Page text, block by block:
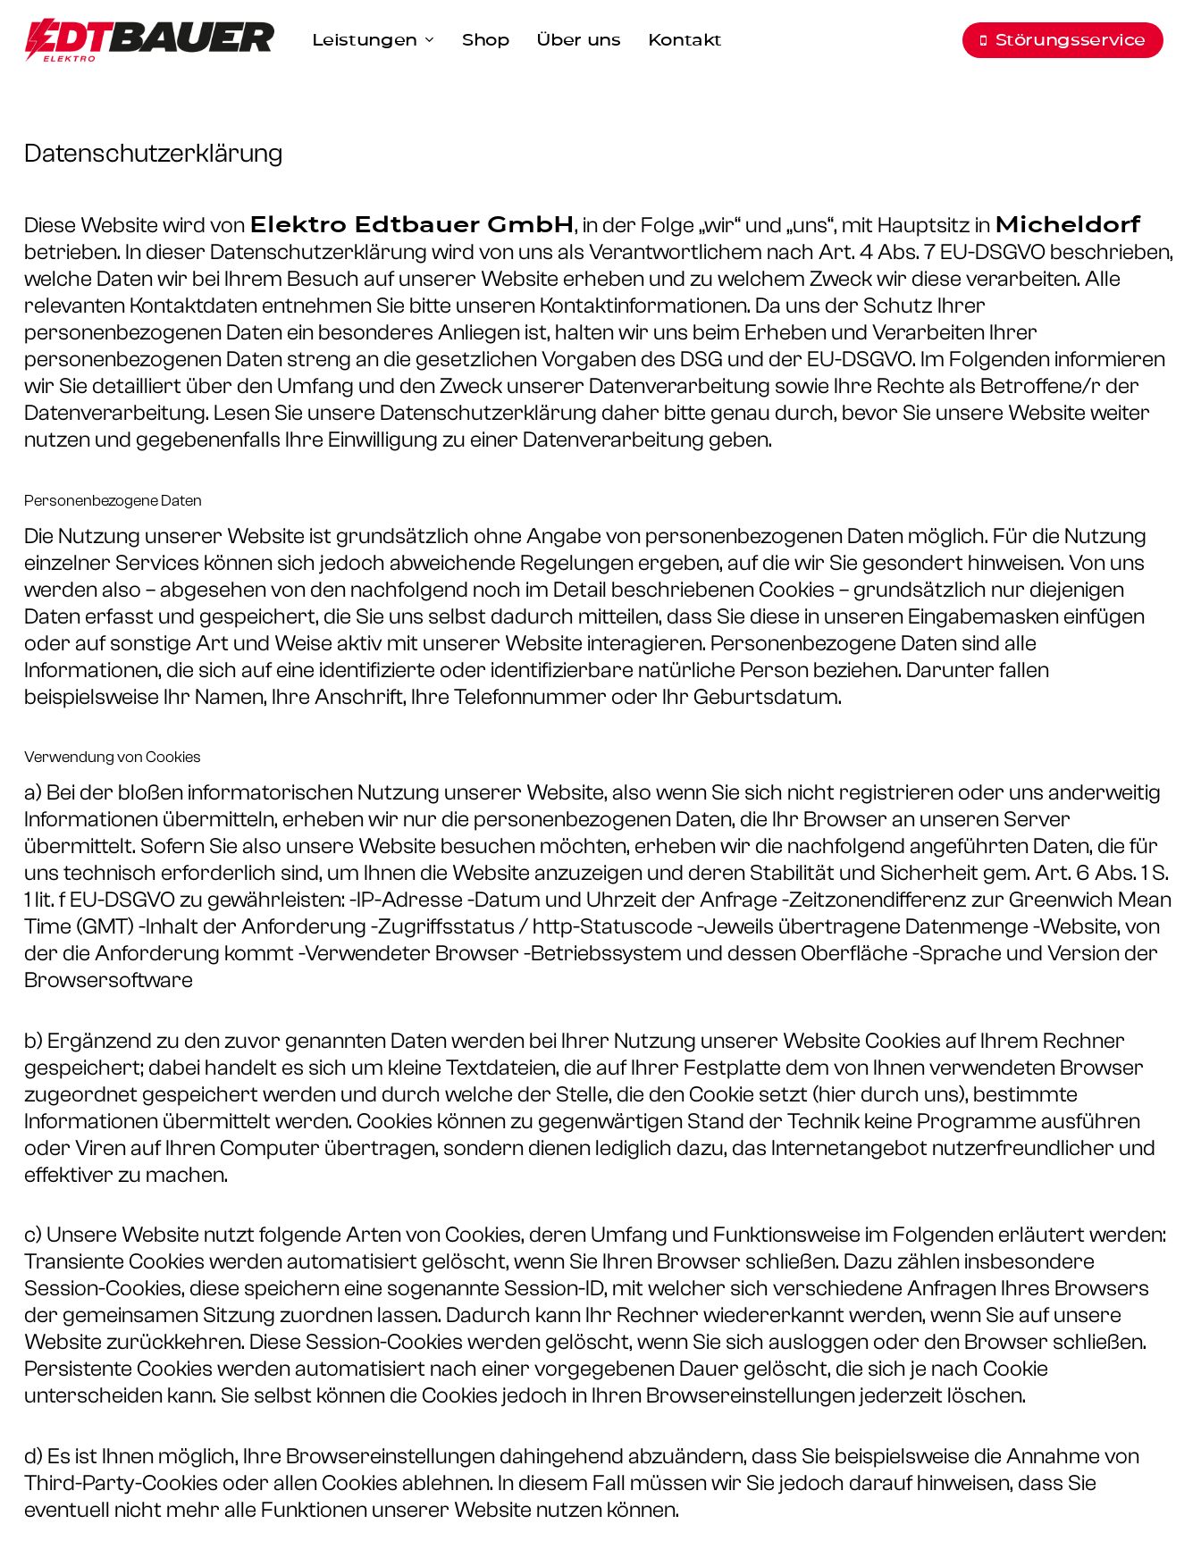
main
Leistungen Shop Über uns Kontakt Störungsservice
Datenschutzerklärung
Diese Website wird von Elektro Edtbauer GmbH, in der Folge „wir“ und „uns“, mit Hauptsitz in Micheldorf
betrieben. In dieser Datenschutzerklärung wird von uns als Verantwortlichem nach Art. 4 Abs. 7 EU-DSGVO beschrieben,
welche Daten wir bei Ihrem Besuch auf unserer Website erheben und zu welchem Zweck wir diese verarbeiten. Alle
relevanten Kontaktdaten entnehmen Sie bitte unseren Kontaktinformationen. Da uns der Schutz Ihrer
personenbezogenen Daten ein besonderes Anliegen ist, halten wir uns beim Erheben und Verarbeiten Ihrer
personenbezogenen Daten streng an die gesetzlichen Vorgaben des DSG und der EU-DSGVO. Im Folgenden informieren
wir Sie detailliert über den Umfang und den Zweck unserer Datenverarbeitung sowie Ihre Rechte als Betroffene/r der
Datenverarbeitung. Lesen Sie unsere Datenschutzerklärung daher bitte genau durch, bevor Sie unsere Website weiter
nutzen und gegebenenfalls Ihre Einwilligung zu einer Datenverarbeitung geben.
Personenbezogene Daten
Die Nutzung unserer Website ist grundsätzlich ohne Angabe von personenbezogenen Daten möglich. Für die Nutzung
einzelner Services können sich jedoch abweichende Regelungen ergeben, auf die wir Sie gesondert hinweisen. Von uns
werden also – abgesehen von den nachfolgend noch im Detail beschriebenen Cookies – grundsätzlich nur diejenigen
Daten erfasst und gespeichert, die Sie uns selbst dadurch mitteilen, dass Sie diese in unseren Eingabemasken einfügen
oder auf sonstige Art und Weise aktiv mit unserer Website interagieren. Personenbezogene Daten sind alle
Informationen, die sich auf eine identifizierte oder identifizierbare natürliche Person beziehen. Darunter fallen
beispielsweise Ihr Namen, Ihre Anschrift, Ihre Telefonnummer oder Ihr Geburtsdatum.
Verwendung von Cookies
a) Bei der bloßen informatorischen Nutzung unserer Website, also wenn Sie sich nicht registrieren oder uns anderweitig
Informationen übermitteln, erheben wir nur die personenbezogenen Daten, die Ihr Browser an unseren Server
übermittelt. Sofern Sie also unsere Website besuchen möchten, erheben wir die nachfolgend angeführten Daten, die für
uns technisch erforderlich sind, um Ihnen die Website anzuzeigen und deren Stabilität und Sicherheit gem. Art. 6 Abs. 1 S.
1 lit. f EU-DSGVO zu gewährleisten: -IP-Adresse -Datum und Uhrzeit der Anfrage -Zeitzonendifferenz zur Greenwich Mean
Time (GMT) -Inhalt der Anforderung -Zugriffsstatus / http-Statuscode -Jeweils übertragene Datenmenge -Website, von
der die Anforderung kommt -Verwendeter Browser -Betriebssystem und dessen Oberfläche -Sprache und Version der
Browsersoftware
b) Ergänzend zu den zuvor genannten Daten werden bei Ihrer Nutzung unserer Website Cookies auf Ihrem Rechner
gespeichert; dabei handelt es sich um kleine Textdateien, die auf Ihrer Festplatte dem von Ihnen verwendeten Browser
zugeordnet gespeichert werden und durch welche der Stelle, die den Cookie setzt (hier durch uns), bestimmte
Informationen übermittelt werden. Cookies können zu gegenwärtigen Stand der Technik keine Programme ausführen
oder Viren auf Ihren Computer übertragen, sondern dienen lediglich dazu, das Internetangebot nutzerfreundlicher und
effektiver zu machen.
c) Unsere Website nutzt folgende Arten von Cookies, deren Umfang und Funktionsweise im Folgenden erläutert werden:
Transiente Cookies werden automatisiert gelöscht, wenn Sie Ihren Browser schließen. Dazu zählen insbesondere
Session-Cookies, diese speichern eine sogenannte Session-ID, mit welcher sich verschiedene Anfragen Ihres Browsers
der gemeinsamen Sitzung zuordnen lassen. Dadurch kann Ihr Rechner wiedererkannt werden, wenn Sie auf unsere
Website zurückkehren. Diese Session-Cookies werden gelöscht, wenn Sie sich ausloggen oder den Browser schließen.
Persistente Cookies werden automatisiert nach einer vorgegebenen Dauer gelöscht, die sich je nach Cookie
unterscheiden kann. Sie selbst können die Cookies jedoch in Ihren Browsereinstellungen jederzeit löschen.
d) Es ist Ihnen möglich, Ihre Browsereinstellungen dahingehend abzuändern, dass Sie beispielsweise die Annahme von
Third-Party-Cookies oder allen Cookies ablehnen. In diesem Fall müssen wir Sie jedoch darauf hinweisen, dass Sie
eventuell nicht mehr alle Funktionen unserer Website nutzen können.